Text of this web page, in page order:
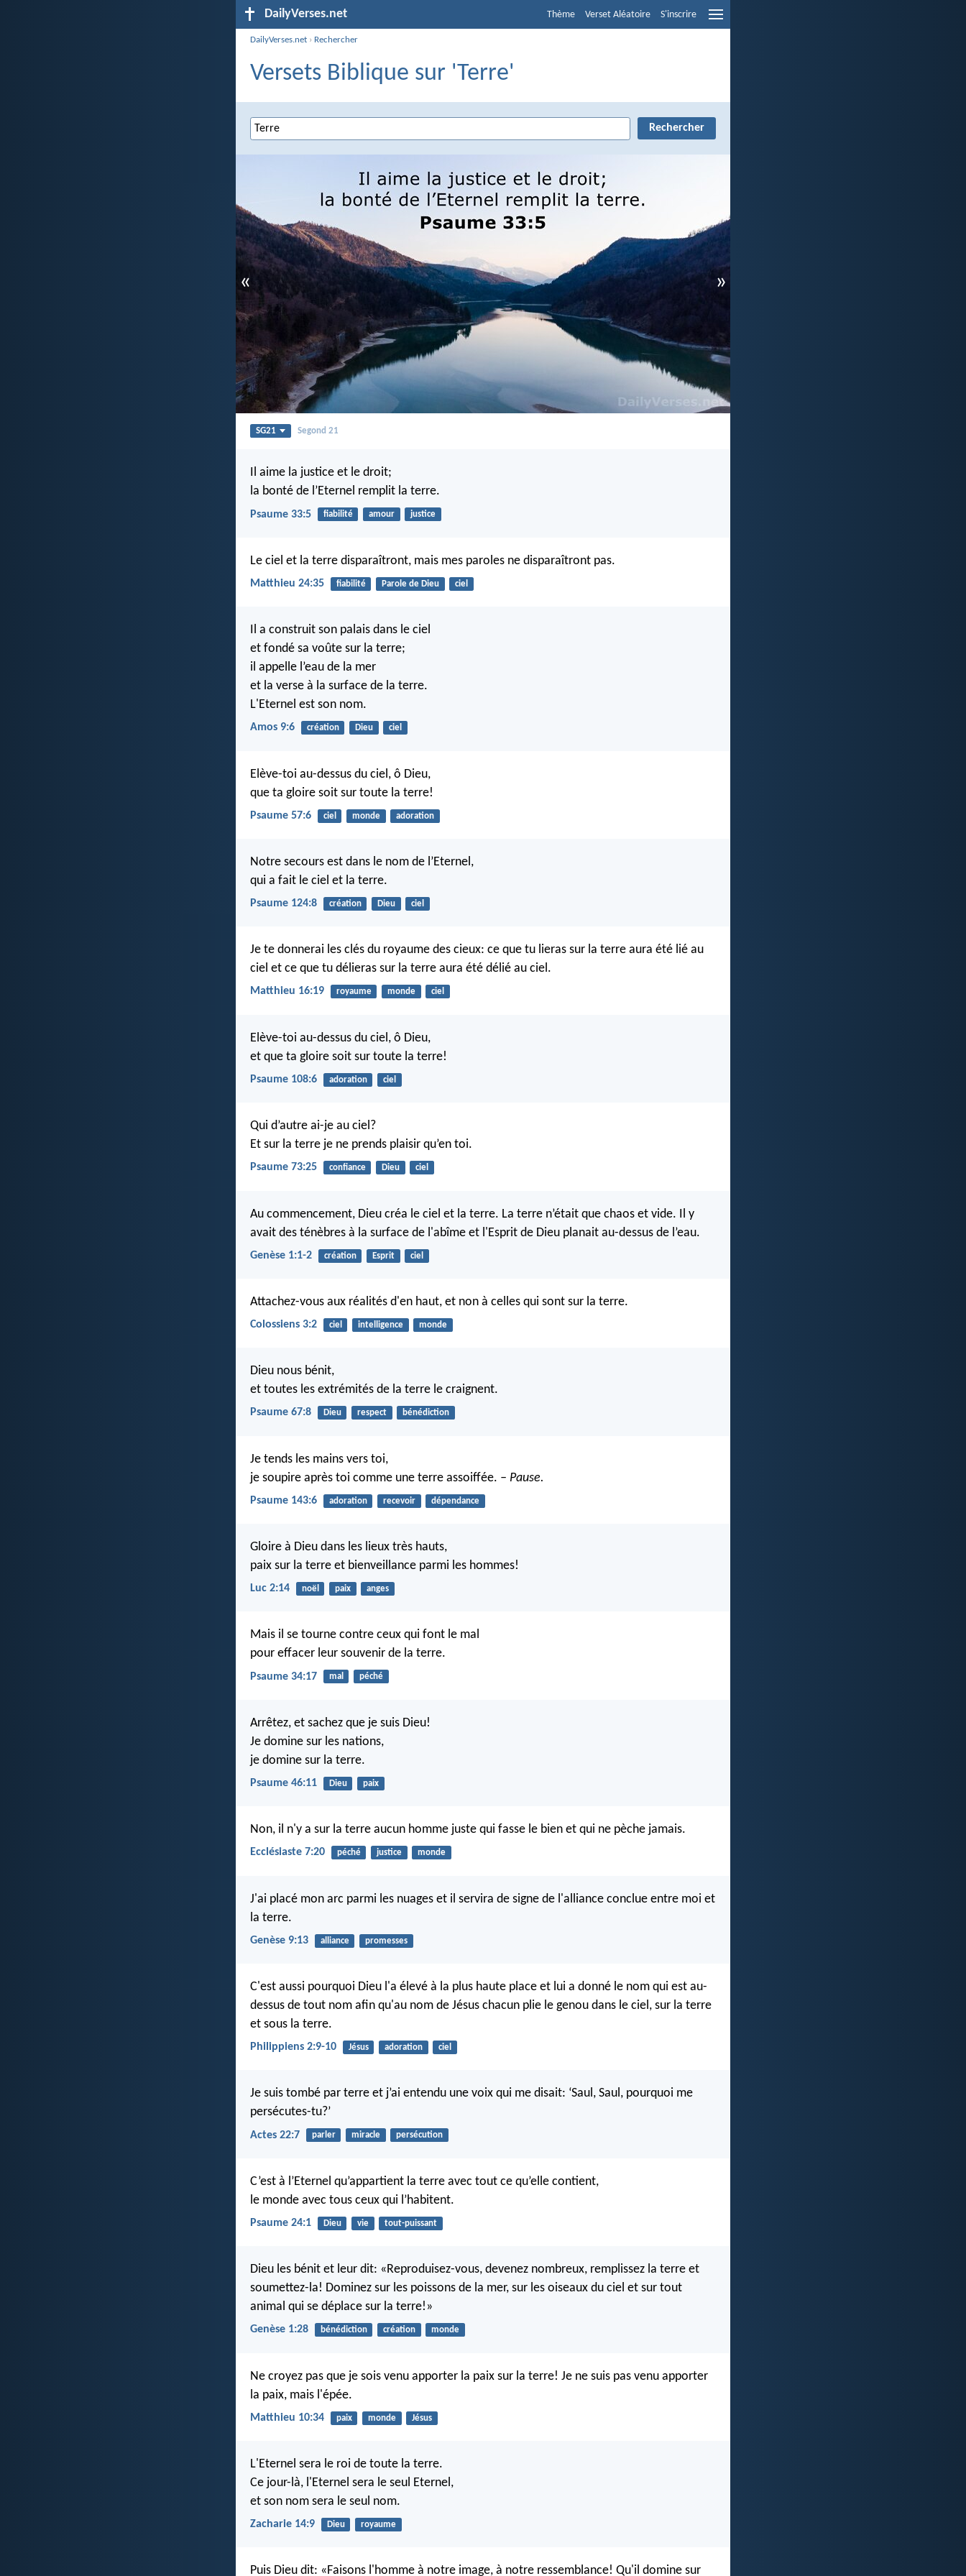
DailyVerses.net Thème Verset Aléatoire S'inscrire
DailyVerses.net › Rechercher
Versets Biblique sur 'Terre'
« »
SG21 Segond 21
Il aime la justice et le droit;
la bonté de l’Eternel remplit la terre.
Psaume 33:5 fiabilité amour justice
Le ciel et la terre disparaîtront, mais mes paroles ne disparaîtront pas.
Matthieu 24:35 fiabilité Parole de Dieu ciel
Il a construit son palais dans le ciel
et fondé sa voûte sur la terre;
il appelle l’eau de la mer
et la verse à la surface de la terre.
L'Eternel est son nom.
Amos 9:6 création Dieu ciel
Elève-toi au-dessus du ciel, ô Dieu,
que ta gloire soit sur toute la terre!
Psaume 57:6 ciel monde adoration
Notre secours est dans le nom de l’Eternel,
qui a fait le ciel et la terre.
Psaume 124:8 création Dieu ciel
Je te donnerai les clés du royaume des cieux: ce que tu lieras sur la terre aura été lié au
ciel et ce que tu délieras sur la terre aura été délié au ciel.
Matthieu 16:19 royaume monde ciel
Elève-toi au-dessus du ciel, ô Dieu,
et que ta gloire soit sur toute la terre!
Psaume 108:6 adoration ciel
Qui d’autre ai-je au ciel?
Et sur la terre je ne prends plaisir qu’en toi.
Psaume 73:25 confiance Dieu ciel
Au commencement, Dieu créa le ciel et la terre. La terre n’était que chaos et vide. Il y
avait des ténèbres à la surface de l'abîme et l'Esprit de Dieu planait au-dessus de l’eau.
Genèse 1:1-2 création Esprit ciel
Attachez-vous aux réalités d'en haut, et non à celles qui sont sur la terre.
Colossiens 3:2 ciel intelligence monde
Dieu nous bénit,
et toutes les extrémités de la terre le craignent.
Psaume 67:8 Dieu respect bénédiction
Je tends les mains vers toi,
je soupire après toi comme une terre assoiffée. – Pause.
Psaume 143:6 adoration recevoir dépendance
Gloire à Dieu dans les lieux très hauts,
paix sur la terre et bienveillance parmi les hommes!
Luc 2:14 noël paix anges
Mais il se tourne contre ceux qui font le mal
pour effacer leur souvenir de la terre.
Psaume 34:17 mal péché
Arrêtez, et sachez que je suis Dieu!
Je domine sur les nations,
je domine sur la terre.
Psaume 46:11 Dieu paix
Non, il n'y a sur la terre aucun homme juste qui fasse le bien et qui ne pèche jamais.
Ecclésiaste 7:20 péché justice monde
J'ai placé mon arc parmi les nuages et il servira de signe de l'alliance conclue entre moi et
la terre.
Genèse 9:13 alliance promesses
C'est aussi pourquoi Dieu l'a élevé à la plus haute place et lui a donné le nom qui est au-
dessus de tout nom afin qu'au nom de Jésus chacun plie le genou dans le ciel, sur la terre
et sous la terre.
Philippiens 2:9-10 Jésus adoration ciel
Je suis tombé par terre et j’ai entendu une voix qui me disait: ‘Saul, Saul, pourquoi me
persécutes-tu?’
Actes 22:7 parler miracle persécution
C’est à l’Eternel qu’appartient la terre avec tout ce qu’elle contient,
le monde avec tous ceux qui l’habitent.
Psaume 24:1 Dieu vie tout-puissant
Dieu les bénit et leur dit: «Reproduisez-vous, devenez nombreux, remplissez la terre et
soumettez-la! Dominez sur les poissons de la mer, sur les oiseaux du ciel et sur tout
animal qui se déplace sur la terre!»
Genèse 1:28 bénédiction création monde
Ne croyez pas que je sois venu apporter la paix sur la terre! Je ne suis pas venu apporter
la paix, mais l'épée.
Matthieu 10:34 paix monde Jésus
L'Eternel sera le roi de toute la terre.
Ce jour-là, l'Eternel sera le seul Eternel,
et son nom sera le seul nom.
Zacharie 14:9 Dieu royaume
Puis Dieu dit: «Faisons l'homme à notre image, à notre ressemblance! Qu'il domine sur